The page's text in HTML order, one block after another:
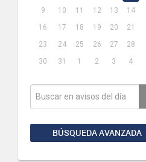
9
10 11 12 13 14
16
17 18 19 20 21
23
24 25 26 27 28
30
31 1 2 3 4
BÚSQUEDA AVANZADA